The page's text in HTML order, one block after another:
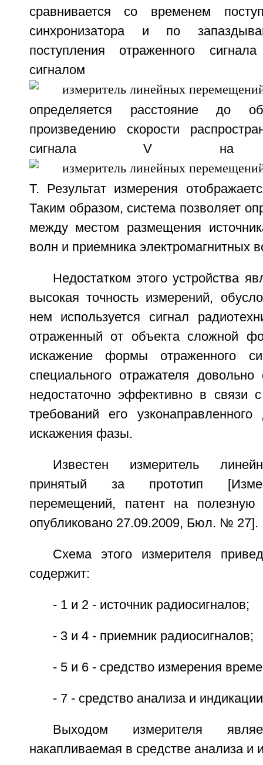
сравнивается со временем
синхронизатора и по
поступления отраженного
сигналом
определяется расстояние до
произведению скорости
сигнала V на
T. Результат измерения
Таким образом, система позволяет
между местом размещения
волн и приемника электромагнитных
Недостатком этого устройства
высокая точность измерений,
нем используется сигнал
отраженный от объекта сложной
искажение формы отраженного
специального отражателя
недостаточно эффективно в связи
требований его
искажения фазы.
Известен измеритель
принятый за прототип
перемещений, патент на
опубликовано 27.09.2009, Бюл. № 27].
Схема этого измерителя
содержит:
- 1 и 2 - источник радиосигналов;
- 3 и 4 - приемник радиосигналов;
- 5 и 6 - средство измерения
- 7 - средство анализа и
Выходом измерителя
накапливаемая в средстве анализа и